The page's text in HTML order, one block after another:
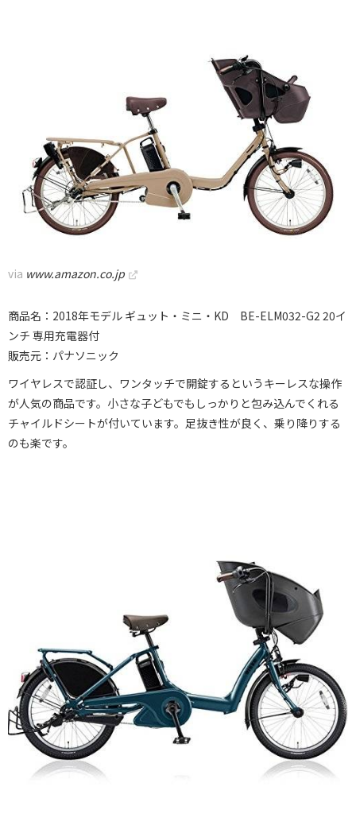
via www.amazon.co.jp
商品名：2018年モデル ギュット・ミニ・KD BE-ELM032-G2 20イ
ンチ 専用充電器付
販売元：パナソニック
ワイヤレスで認証し、ワンタッチで開錠するというキーレスな操作
が人気の商品です。小さな子どもでもしっかりと包み込んでくれる
チャイルドシートが付いています。足抜き性が良く、乗り降りする
のも楽です。